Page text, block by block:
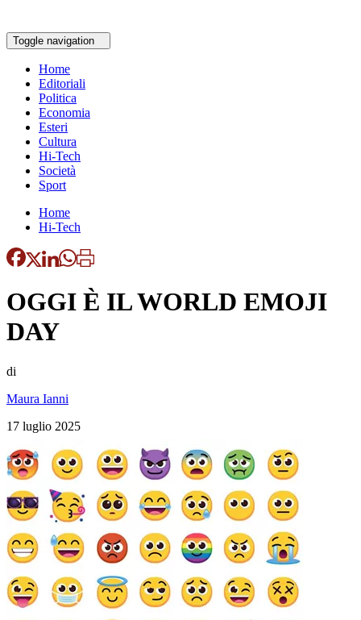
Toggle navigation
Home
Editoriali
Politica
Economia
Esteri
Cultura
Hi-Tech
Società
Sport
Home
Hi-Tech
OGGI È IL WORLD EMOJI
DAY
di
Maura Ianni
17 luglio 2025